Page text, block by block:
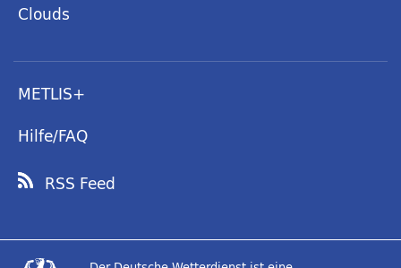
Clouds
METLIS+
Hilfe/FAQ
RSS Feed